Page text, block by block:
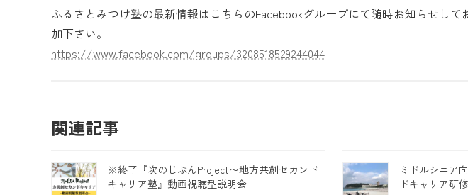
ふるさとみつけ塾の最新情報はこちらのFacebookグループにて随時お知らせし
加下さい。
https://www.facebook.com/groups/3208518529244044
関連記事
※終了『次のじぶんProject〜地方共創セカンド
キャリア塾』動画視聴型説明会
ミドルシニア
ドキャリア研